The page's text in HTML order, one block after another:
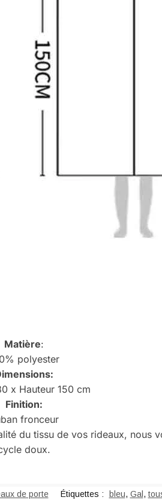
Matière:
polyester
x Hauteur 150 cm
Finition:
fronceur
du tissu de vos rideaux, nous
doux.
de porte Étiquettes : bleu, Gal ,